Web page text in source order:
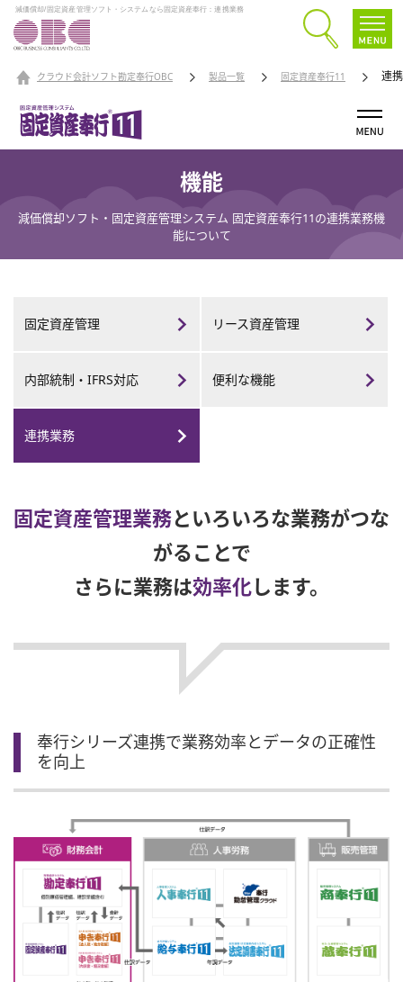
減価償却/固定資産管理ソフト・システムなら固定資産奉行：連携業務
クラウド会計ソフト勘定奉行OBC 製品一覧 固定資産奉行11 連
機能
減価償却ソフト・固定資産管理システム 固定資産奉行11の連携業務機
能について
固定資産管理 リース資産管理
内部統制・ IFRS対応 便利な機能
連携業務
固定資産管理業務といろいろな業務がつな
がることで
さらに業務は効率化します。
奉行シリーズ連携で業務効率とデータの正確性
を向上